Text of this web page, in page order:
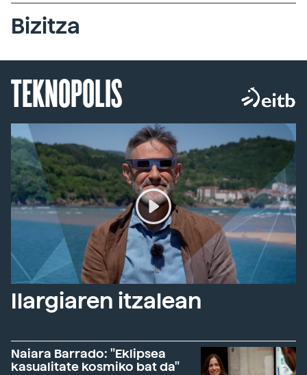
Bizitza
TEKNOPOLIS
Ilargiaren itzalean
Naiara Barrado: "Eklipsea
kasualitate kosmiko bat da"